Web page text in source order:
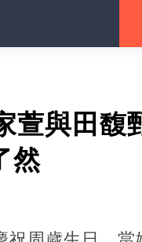
與田馥
然